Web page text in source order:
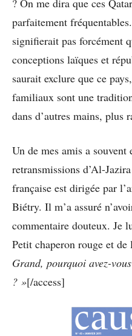
? On me dira que ces
parfaitement
signifierait pas forcément
conceptions laïques et
saurait exclure que ce
familiaux sont une
dans d’autres mains, plus
Un de mes amis a souvent
retransmissions d’Al-
française est dirigée par
Biétry. Il m’a assuré
commentaire douteux. Je
Petit chaperon rouge et de
Grand, pourquoi avez-
? »[/access]